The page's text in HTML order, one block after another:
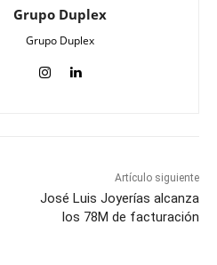
Grupo Duplex
Grupo Duplex
Artículo siguiente
José Luis Joyerías alcanza
los 78M de facturación